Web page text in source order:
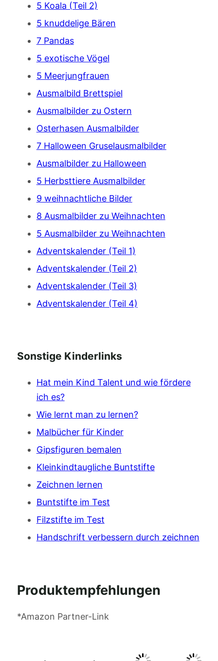
5 Koala (Teil 2)
5 knuddelige Bären
7 Pandas
5 exotische Vögel
5 Meerjungfrauen
Ausmalbild Brettspiel
Ausmalbilder zu Ostern
Osterhasen Ausmalbilder
7 Halloween Gruselausmalbilder
Ausmalbilder zu Halloween
5 Herbsttiere Ausmalbilder
9 weihnachtliche Bilder
8 Ausmalbilder zu Weihnachten
5 Ausmalbilder zu Weihnachten
Adventskalender (Teil 1)
Adventskalender (Teil 2)
Adventskalender (Teil 3)
Adventskalender (Teil 4)
Sonstige Kinderlinks
Hat mein Kind Talent und wie fördere
ich es?
Wie lernt man zu lernen?
Malbücher für Kinder
Gipsfiguren bemalen
Kleinkindtaugliche Buntstifte
Zeichnen lernen
Buntstifte im Test
Filzstifte im Test
Handschrift verbessern durch zeichnen
Produktempfehlungen
*Amazon Partner-Link